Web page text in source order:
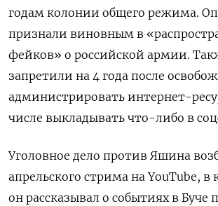
годам колонии общего режима.
признали виновным в
фейков» о российской армии.
запретили на 4 года после
администрировать интернет-
числе выкладывать что-либо в
Уголовное дело против Яшина
апрельского стрима на YouTube, в
он рассказывал о событиях в Буче